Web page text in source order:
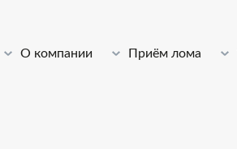
О компании Приём лома